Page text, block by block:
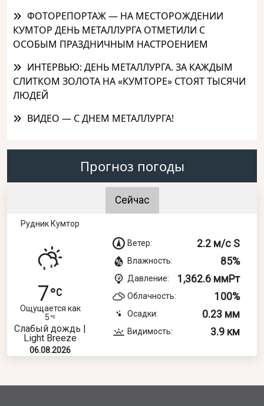
ФОТОРЕПОРТАЖ — НА МЕСТОРОЖДЕНИИ
КУМТОР ДЕНЬ МЕТАЛЛУРГА ОТМЕТИЛИ С
ОСОБЫМ ПРАЗДНИЧНЫМ НАСТРОЕНИЕМ
ИНТЕРВЬЮ: ДЕНЬ МЕТАЛЛУРГА. ЗА КАЖДЫМ
СЛИТКОМ ЗОЛОТА НА «КУМТОРЕ» СТОЯТ ТЫСЯЧИ
ЛЮДЕЙ
ВИДЕО — С ДНЕМ МЕТАЛЛУРГА!
Прогноз погоды
Сейчас
Рудник Кумтор
7
Ощущается как
5
Слабый дождь |
Light Breeze
06.08.2026
Ветер: 2.2 м/с S
Влажность: 85%
Давление: 1,362.6 ммРт
Облачность: 100%
Осадки: 0.23 мм
Видимость: 3.9 км